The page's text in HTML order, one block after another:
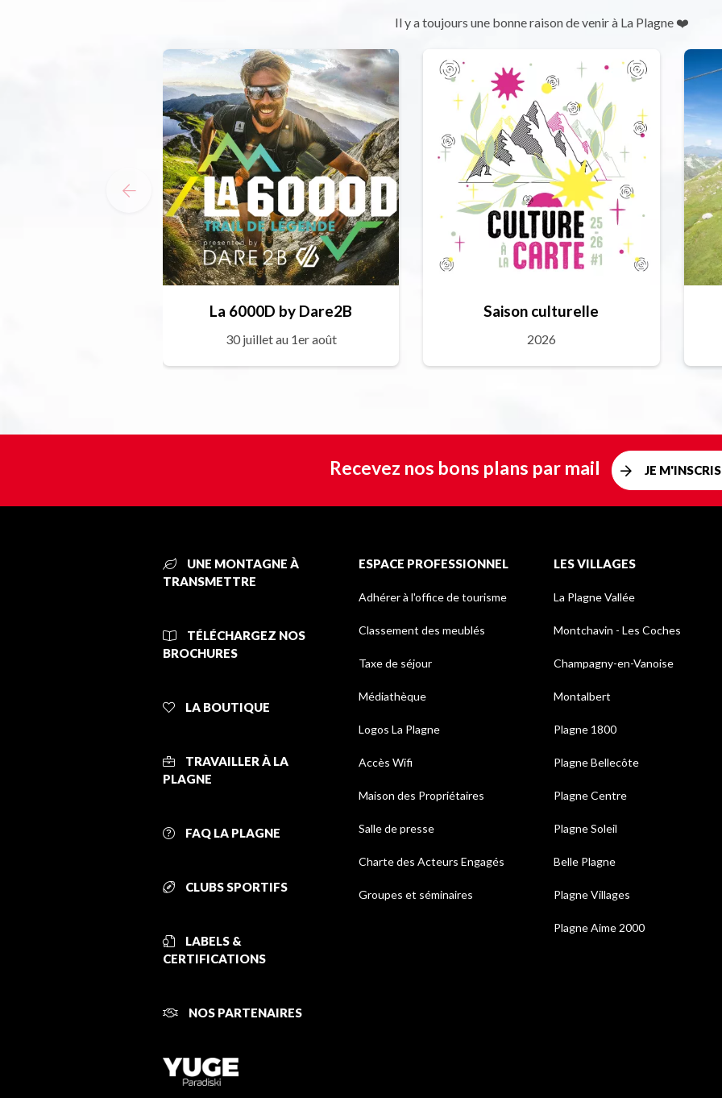
Il y a toujours une bonne raison de venir à La Plagne ❤️
La 6000D by Dare2B
30 juillet au 1er août
Saison culturelle
2026
Recevez nos bons plans par mail JE M'INSCRIS
UNE MONTAGNE À
TRANSMETTRE
TÉLÉCHARGEZ NOS
BROCHURES
LA BOUTIQUE
TRAVAILLER À LA
PLAGNE
FAQ LA PLAGNE
CLUBS SPORTIFS
LABELS &
CERTIFICATIONS
NOS PARTENAIRES
ESPACE PROFESSIONNEL
Adhérer à l'office de tourisme
Classement des meublés
Taxe de séjour
Médiathèque
Logos La Plagne
Accès Wifi
Maison des Propriétaires
Salle de presse
Charte des Acteurs Engagés
Groupes et séminaires
LES VILLAGES
La Plagne Vallée
Montchavin - Les Coches
Champagny-en-Vanoise
Montalbert
Plagne 1800
Plagne Bellecôte
Plagne Centre
Plagne Soleil
Belle Plagne
Plagne Villages
Plagne Aime 2000